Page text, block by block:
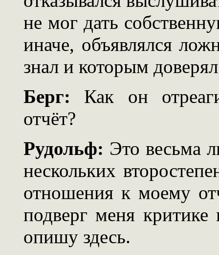
не мог дать
иначе, объявлялся
знал и которым
Берг: Как он
отчёт?
Рудольф: Это весьма
нескольких
отношения к моему
подверг меня
опишу здесь.